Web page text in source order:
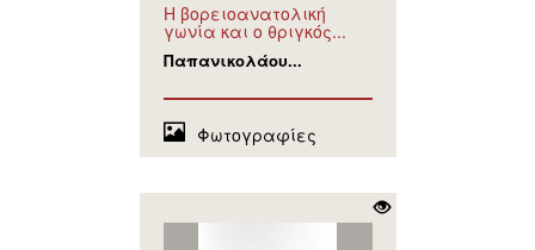
Η βορειοανατολική
γωνία και ο θριγκός...
Παπανικολάου...
Φωτογραφίες